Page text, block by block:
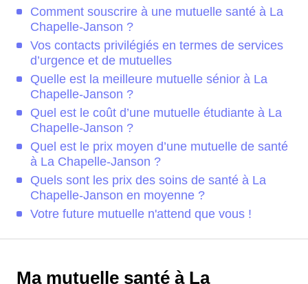
Comment souscrire à une mutuelle santé à La
Chapelle-Janson ?
Vos contacts privilégiés en termes de services
d’urgence et de mutuelles
Quelle est la meilleure mutuelle sénior à La
Chapelle-Janson ?
Quel est le coût d’une mutuelle étudiante à La
Chapelle-Janson ?
Quel est le prix moyen d’une mutuelle de santé
à La Chapelle-Janson ?
Quels sont les prix des soins de santé à La
Chapelle-Janson en moyenne ?
Votre future mutuelle n'attend que vous !
Ma mutuelle santé à La